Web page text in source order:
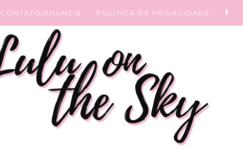
CONTATO/ANUNCIE POLÍTICA DE PRIVACIDADE